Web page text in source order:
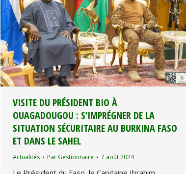
VISITE DU PRÉSIDENT BIO À
OUAGADOUGOU : S’IMPRÉGNER DE LA
SITUATION SÉCURITAIRE AU BURKINA FASO
ET DANS LE SAHEL
Actualités Par Gestionnaire 7 août 2024